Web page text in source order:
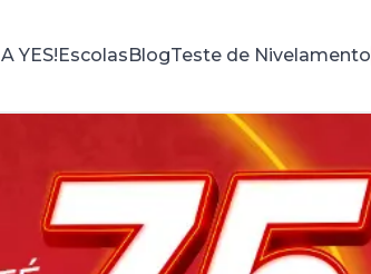
A YES!EscolasBlogTeste de Nivelamento